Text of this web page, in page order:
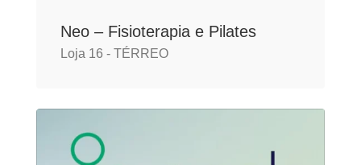
Neo – Fisioterapia e Pilates
Loja 16 - TÉRREO